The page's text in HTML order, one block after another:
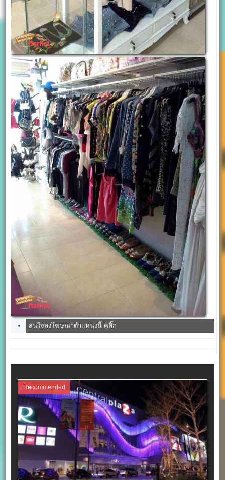
สนใจลงโฆษณาตำแหน่งนี้ คลิ๊ก
Recommended